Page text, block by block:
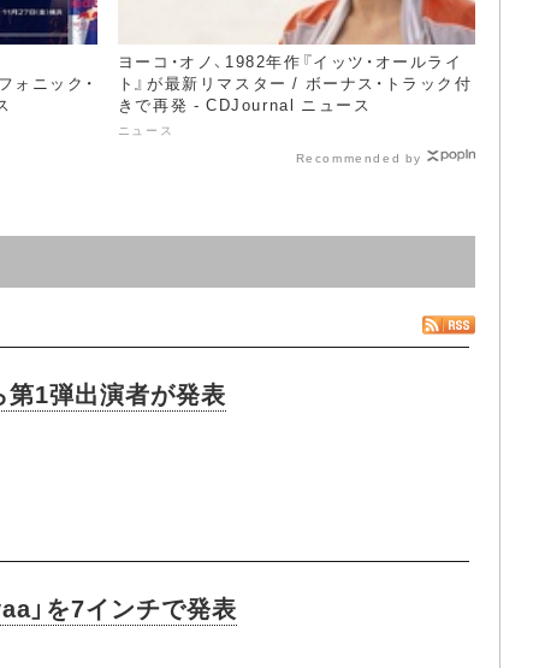
ォニック・
ヨーコ・オノ、1982年作『イッツ・オールライ
ト』が最新リマスター / ボーナス・トラック付
きで再発 - CDJournal ニュース
ニュース
Recommended by
第1弾出演者が発表
」を7インチで発表